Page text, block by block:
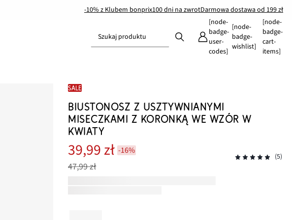
-10% z Klubem bonprix100 dni na zwrotDarmowa dostawa od 199 zł
Szukaj produktu
[node-
badge-
user-
codes]
[node-
badge-
wishlist]
[node-
badge-
cart-
items]
SALE
BIUSTONOSZ Z USZTYWNIANYMI
MISECZKAMI Z KORONKĄ WE WZÓR W
KWIATY
39,99 zł -16%
47,99 zł
(5)